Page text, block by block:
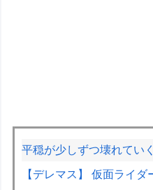
平穏が少しずつ壊れてい
【デレマス】 仮面ライ